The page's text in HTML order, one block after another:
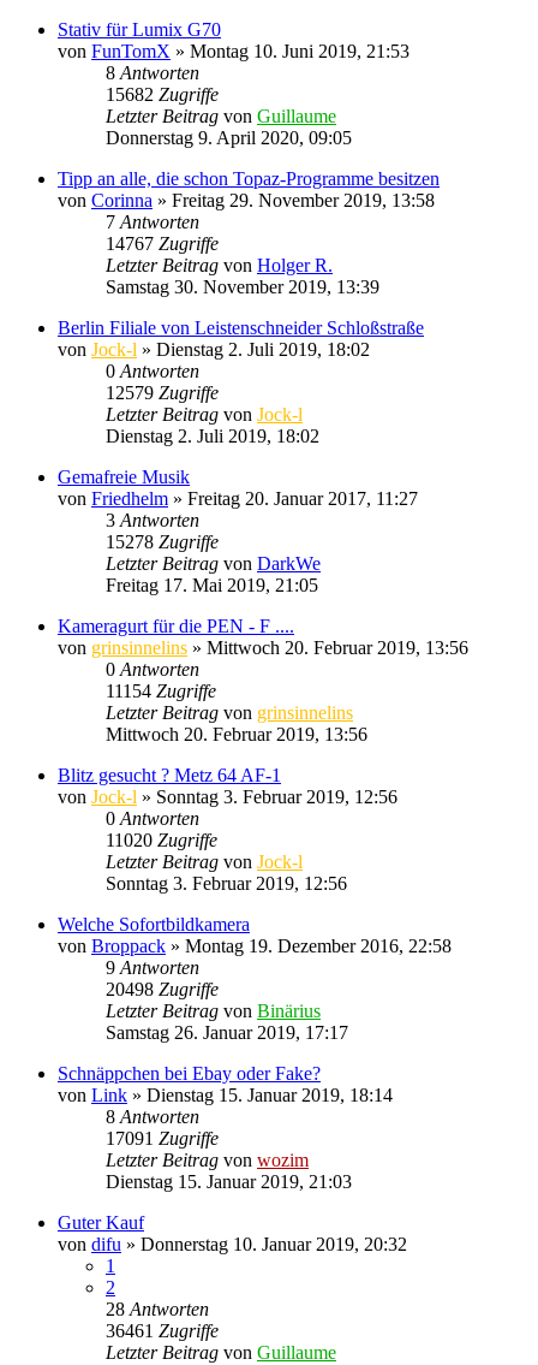
Stativ für Lumix G70
von FunTomX » Montag 10. Juni 2019, 21:53
8 Antworten
15682 Zugriffe
Letzter Beitrag von Guillaume
Donnerstag 9. April 2020, 09:05
Tipp an alle, die schon Topaz-Programme besitzen
von Corinna » Freitag 29. November 2019, 13:58
7 Antworten
14767 Zugriffe
Letzter Beitrag von Holger R.
Samstag 30. November 2019, 13:39
Berlin Filiale von Leistenschneider Schloßstraße
von Jock-l » Dienstag 2. Juli 2019, 18:02
0 Antworten
12579 Zugriffe
Letzter Beitrag von Jock-l
Dienstag 2. Juli 2019, 18:02
Gemafreie Musik
von Friedhelm » Freitag 20. Januar 2017, 11:27
3 Antworten
15278 Zugriffe
Letzter Beitrag von DarkWe
Freitag 17. Mai 2019, 21:05
Kameragurt für die PEN - F ....
von grinsinnelins » Mittwoch 20. Februar 2019, 13:56
0 Antworten
11154 Zugriffe
Letzter Beitrag von grinsinnelins
Mittwoch 20. Februar 2019, 13:56
Blitz gesucht ? Metz 64 AF-1
von Jock-l » Sonntag 3. Februar 2019, 12:56
0 Antworten
11020 Zugriffe
Letzter Beitrag von Jock-l
Sonntag 3. Februar 2019, 12:56
Welche Sofortbildkamera
von Broppack » Montag 19. Dezember 2016, 22:58
9 Antworten
20498 Zugriffe
Letzter Beitrag von Binärius
Samstag 26. Januar 2019, 17:17
Schnäppchen bei Ebay oder Fake?
von Link » Dienstag 15. Januar 2019, 18:14
8 Antworten
17091 Zugriffe
Letzter Beitrag von wozim
Dienstag 15. Januar 2019, 21:03
Guter Kauf
von difu » Donnerstag 10. Januar 2019, 20:32
1
2
28 Antworten
36461 Zugriffe
Letzter Beitrag von Guillaume